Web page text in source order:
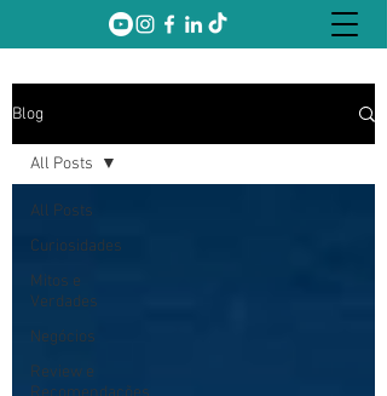
Blog
All Posts
Curiosidades
Mitos e
Verdades
Negócios
Review e
All Posts